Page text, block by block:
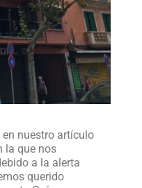
nuestro artículo
la que nos
a la alerta
querido